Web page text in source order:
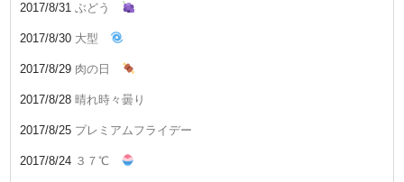
2017/8/31 ぶどう
2017/8/30 大型
2017/8/29 肉の日
2017/8/28 晴れ時々曇り
2017/8/25 プレミアムフライデー
2017/8/24 ３７℃